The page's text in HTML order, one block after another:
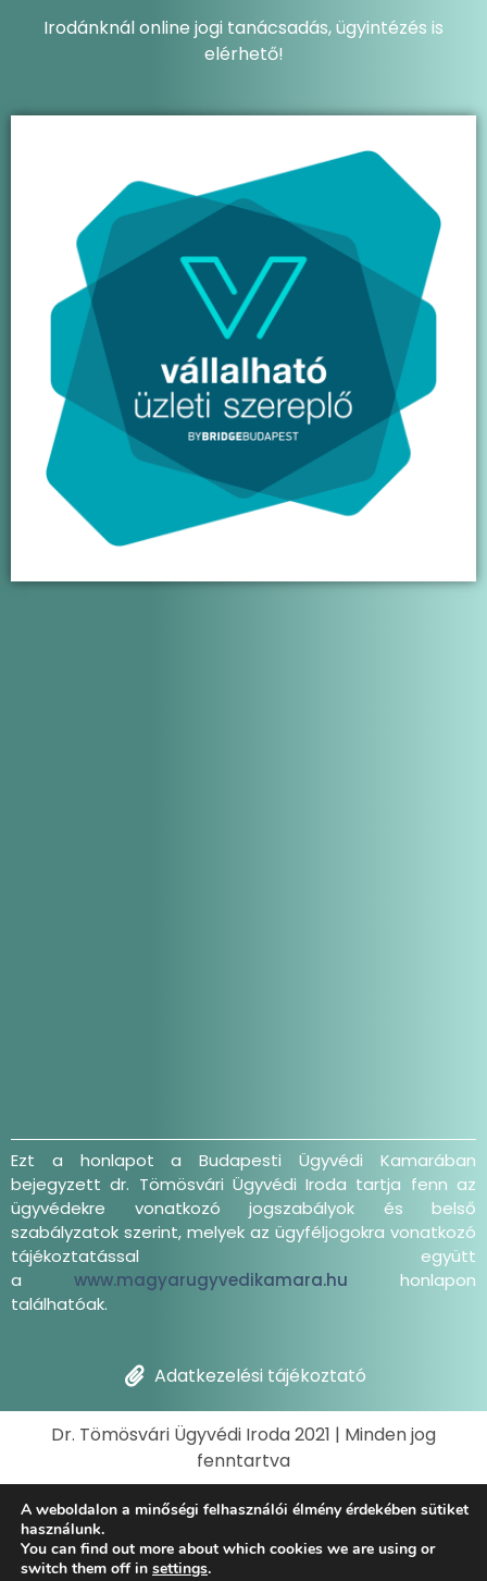
Irodánknál online jogi tanácsadás, ügyintézés is
elérhető!
Ezt a honlapot a Budapesti Ügyvédi Kamarában
bejegyzett dr. Tömösvári Ügyvédi Iroda tartja fenn az
ügyvédekre vonatkozó jogszabályok és belső
szabályzatok szerint, melyek az ügyféljogokra vonatkozó
tájékoztatással együtt
a www.magyarugyvedikamara.hu honlapon
találhatóak.
Adatkezelési tájékoztató
Dr. Tömösvári Ügyvédi Iroda 2021 | Minden jog
fenntartva
A weboldalon a minőségi felhasználói élmény érdekében sütiket
használunk.
You can find out more about which cookies we are using or
switch them off in settings.